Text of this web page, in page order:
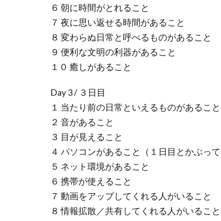
６ 朝に時間がとれること
７ 夜に思い返せる時間があること
８ 変わらぬ日常と呼べるものがあること
９ 便利な文明の利器があること
１０ 癒しがあること
Day 3 / ３日目
１ 当たり前の日常といえるものがあること
２ 音があること
３ 目が見えること
４ パソコンがあること（１日目とかぶっ
５ ネット環境があること
６ 携帯が使えること
７ 動画をアップしてくれる人がいること
８ 情報拡散／共有してくれる人がいること